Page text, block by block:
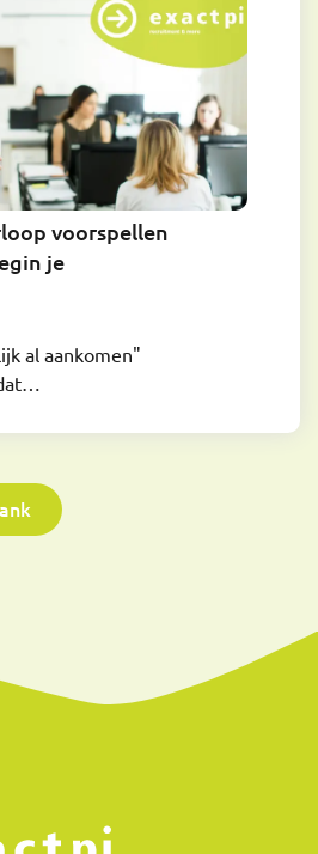
voorspellen
je
al aankomen"